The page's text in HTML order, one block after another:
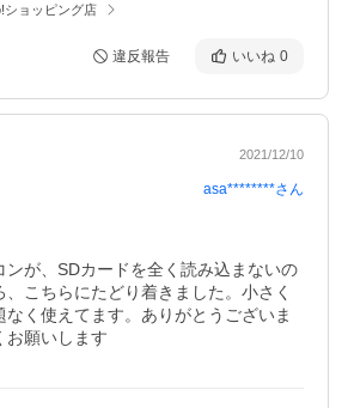
ショッピング店
違反報告 いいね 0
2021/12/10
asa********さん
ンが、SDカードを全く読み込まないの
こちらにたどり着きました。小さく
なく使えてます。ありがとうございま
お願いします